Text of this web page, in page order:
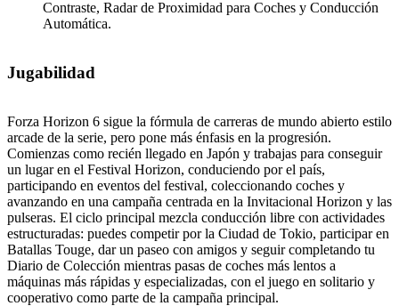
Contraste, Radar de Proximidad para Coches y Conducción
Automática.
Jugabilidad
Forza Horizon 6 sigue la fórmula de carreras de mundo abierto estilo
arcade de la serie, pero pone más énfasis en la progresión.
Comienzas como recién llegado en Japón y trabajas para conseguir
un lugar en el Festival Horizon, conduciendo por el país,
participando en eventos del festival, coleccionando coches y
avanzando en una campaña centrada en la Invitacional Horizon y las
pulseras. El ciclo principal mezcla conducción libre con actividades
estructuradas: puedes competir por la Ciudad de Tokio, participar en
Batallas Touge, dar un paseo con amigos y seguir completando tu
Diario de Colección mientras pasas de coches más lentos a
máquinas más rápidas y especializadas, con el juego en solitario y
cooperativo como parte de la campaña principal.